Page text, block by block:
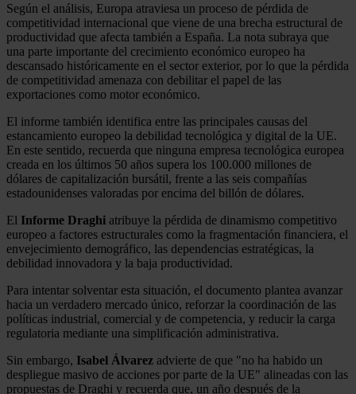
Según el análisis, Europa atraviesa un proceso de pérdida de
competitividad internacional que viene de una brecha estructural de
productividad que afecta también a España. La nota subraya que
una parte importante del crecimiento económico europeo ha
descansado históricamente en el sector exterior, por lo que la pérdida
de competitividad amenaza con debilitar el papel de las
exportaciones como motor económico.
El informe también identifica entre las principales causas del
estancamiento europeo la debilidad tecnológica y digital de la UE.
En este sentido, recuerda que ninguna empresa tecnológica europea
creada en los últimos 50 años supera los 100.000 millones de
dólares de capitalización bursátil, frente a las seis compañías
estadounidenses valoradas por encima del billón de dólares.
El Informe Draghi atribuye la pérdida de dinamismo competitivo
europeo a factores estructurales como la fragmentación financiera, el
envejecimiento demográfico, las dependencias estratégicas, la
debilidad innovadora y la baja productividad.
Para intentar solventar esta situación, el documento plantea avanzar
hacia un verdadero mercado único, reforzar la coordinación de las
políticas industrial, comercial y de competencia, y reducir la carga
regulatoria mediante una simplificación administrativa.
Sin embargo, Isabel Álvarez advierte de que "no ha habido un
despliegue masivo de acciones por parte de la UE" alineadas con las
propuestas de Draghi y recuerda que, un año después de la